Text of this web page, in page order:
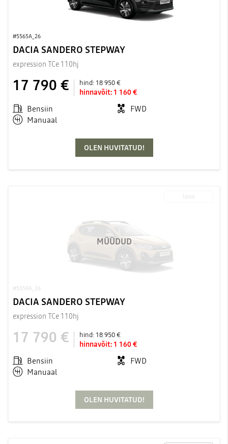
#5565A_26
DACIA SANDERO STEPWAY
expression TCe 110hj
17 790 € hind: 18 950 €
hinnavõit: 1 160 €
Bensiin
FWD
Manuaal
OLEN HUVITATUD!
#5559A_26
MÜÜDUD
DACIA SANDERO STEPWAY
expression TCe 110hj
17 790 € hind: 18 950 €
hinnavõit: 1 160 €
Bensiin
FWD
Manuaal
OLEN HUVITATUD!